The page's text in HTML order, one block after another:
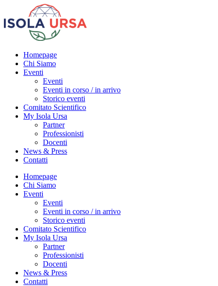
Homepage
Chi Siamo
Eventi
Eventi
Eventi in corso / in arrivo
Storico eventi
Comitato Scientifico
My Isola Ursa
Partner
Professionisti
Docenti
News & Press
Contatti
Homepage
Chi Siamo
Eventi
Eventi
Eventi in corso / in arrivo
Storico eventi
Comitato Scientifico
My Isola Ursa
Partner
Professionisti
Docenti
News & Press
Contatti